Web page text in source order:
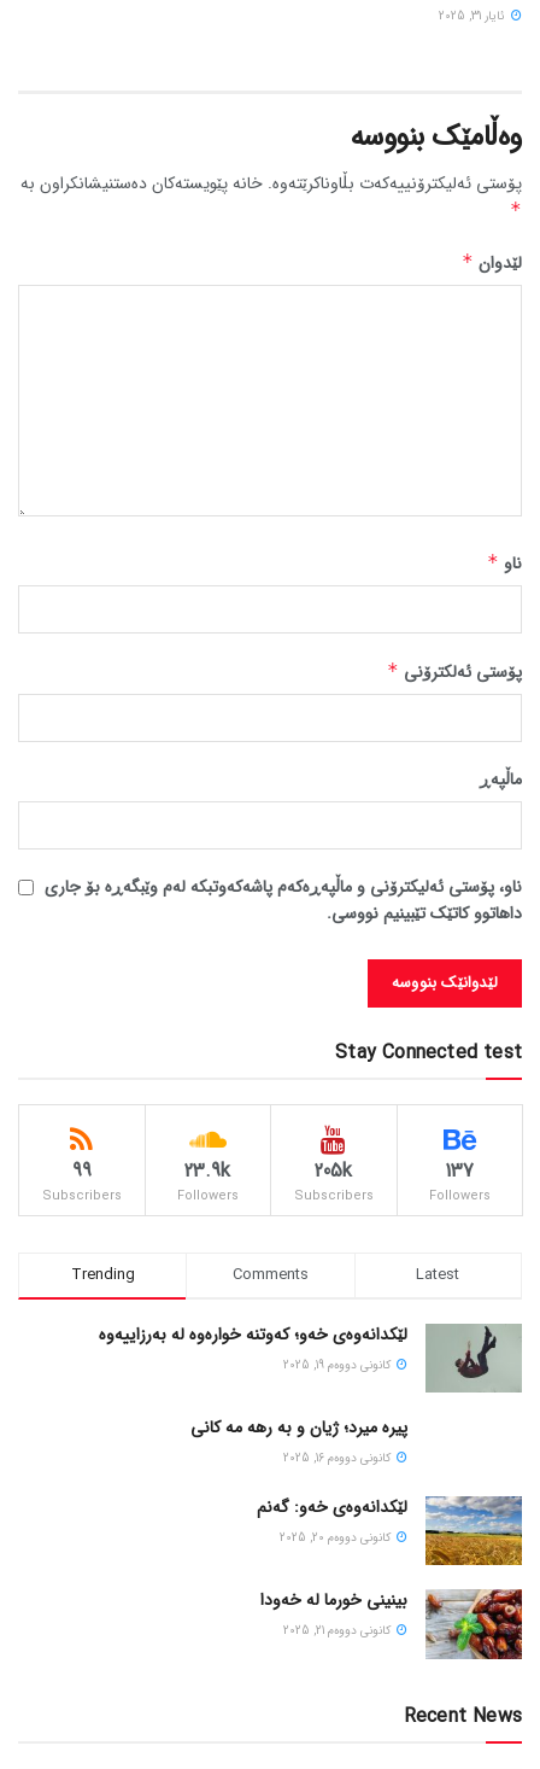
ئایار 31, 2025
وەڵامێک بنووسە
پۆستی ئەلیکترۆنییەکەت بڵاوناکرێتەوە. خانە پێویستەکان دەستنیشانکراون بە
*
لێدوان *
ناو *
پۆستی ئەلکترۆنی *
ماڵپه‌ڕ
ناو، پۆستی ئەلیکترۆنی و ماڵپەڕەکەم پاشەکەوتبکە لەم وێبگەڕە بۆ جاری
داهاتوو کاتێک تێبینیم نووسی.
Stay Connected test
137
Followers
205k
Subscribers
23.9k
Followers
99
Subscribers
Trending Comments Latest
لێکدانەوەی خەو؛ کەوتنە خوارەوە لە بەرزاییەوە
كانونی دووه‌م 19, 2025
پیره میرد؛ ژیان و به رهه مه کانی
كانونی دووه‌م 16, 2025
لێکدانەوەی خەو: گەنم
كانونی دووه‌م 20, 2025
بینینی خورما لە خەودا
كانونی دووه‌م 21, 2025
Recent News